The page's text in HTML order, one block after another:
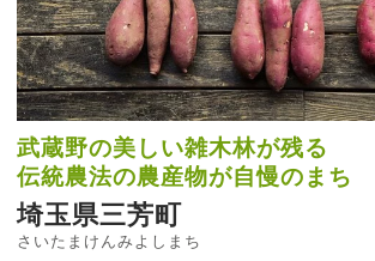
武蔵野の美しい雑木林が残る
伝統農法の農産物が自慢のまち
埼玉県三芳町
さいたまけんみよしまち